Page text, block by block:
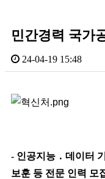
민간경력 국가
24-04-19 15:48
- 인공지능 ․ 데이터
보훈 등 전문 인력 모